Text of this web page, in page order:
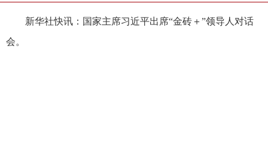
新华社快讯：国家主席习近平出席“金砖＋”领导人对话
会。